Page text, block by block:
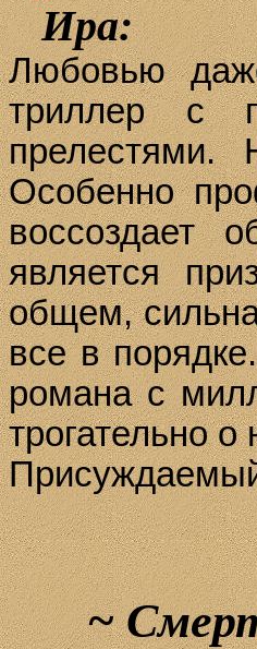
Ира:
Любовью
триллер с
Особенно
воссоздает
является
общем,
все в
романа с
трогательно
~